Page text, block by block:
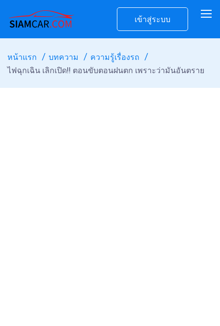
เข้าสู่ระบบ
หน้าแรก บทความ
ความรู้เรื่องรถ
ไฟฉุกเฉิน เลิกเปิด!! ตอนขับตอนฝนตก เพราะว่ามันอันตราย